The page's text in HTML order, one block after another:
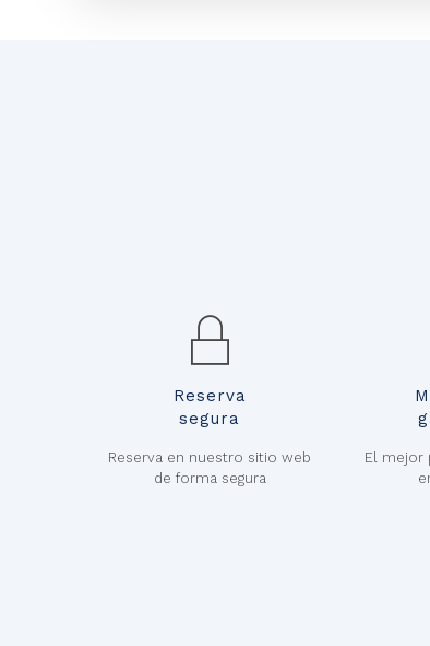
Reserva
segura
Reserva en nuestro sitio web
de forma segura
El mejor